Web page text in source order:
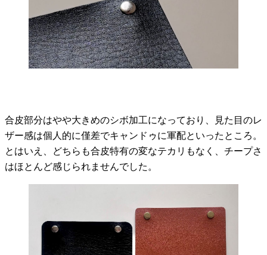
合皮部分はやや大きめのシボ加工になっており、見た目のレ
ザー感は個人的に僅差でキャンドゥに軍配といったところ。
とはいえ、どちらも合皮特有の変なテカリもなく、チープさ
はほとんど感じられませんでした。